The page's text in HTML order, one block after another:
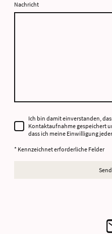
Nachricht
Ich bin damit einverstanden,
Kontaktaufnahme gespeichert
dass ich meine Einwilligung
* Kennzeichnet erforderliche Felder